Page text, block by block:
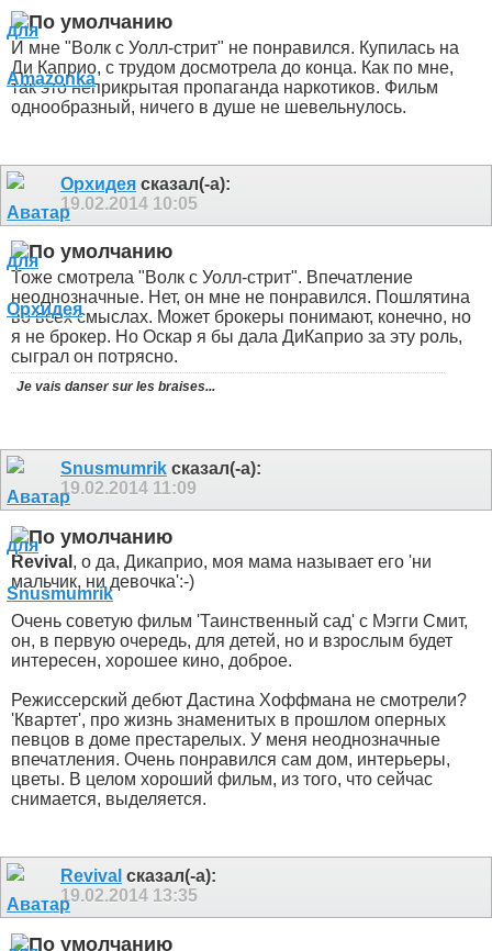
И мне "Волк с Уолл-стрит" не понравился. Купилась на
Ди Каприо, с трудом досмотрела до конца. Как по мне,
так это неприкрытая пропаганда наркотиков. Фильм
однообразный, ничего в душе не шевельнулось.
Орхидея сказал(-а):
19.02.2014 10:05
Тоже смотрела "Волк с Уолл-стрит". Впечатление
неоднозначные. Нет, он мне не понравился. Пошлятина
во всех смыслах. Может брокеры понимают, конечно, но
я не брокер. Но Оскар я бы дала ДиКаприо за эту роль,
сыграл он потрясно.
Je vais danser sur les braises...
Snusmumrik сказал(-а):
19.02.2014 11:09
Revival , о да, Дикаприо, моя мама называет его 'ни
мальчик, ни девочка':-)
Очень советую фильм 'Таинственный сад' с Мэгги Смит,
он, в первую очередь, для детей, но и взрослым будет
интересен, хорошее кино, доброе.
Режиссерский дебют Дастина Хоффмана не смотрели?
'Квартет', про жизнь знаменитых в прошлом оперных
певцов в доме престарелых. У меня неоднозначные
впечатления. Очень понравился сам дом, интерьеры,
цветы. В целом хороший фильм, из того, что сейчас
снимается, выделяется.
Revival сказал(-а):
19.02.2014 13:35